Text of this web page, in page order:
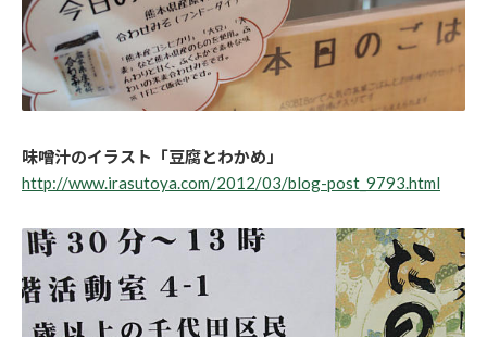
味噌汁のイラスト「豆腐とわかめ」
http://www.irasutoya.com/2012/03/blog-post_9793.html